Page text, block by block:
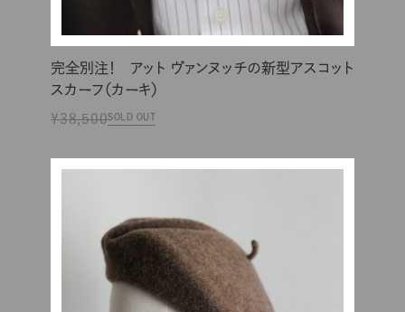
完全別注！ アット ヴァンヌッチの新型アスコット
スカーフ（カーキ）
¥38,500SOLD OUT